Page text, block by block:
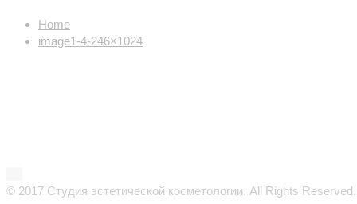
Home
image1-4-246×1024
© 2017 Студия эстетической косметологии. All Rights Reserved.